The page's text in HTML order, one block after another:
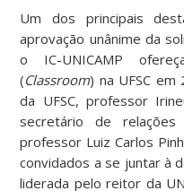
Um dos principais
aprovação unânime da
o IC-UNICAMP
(Classroom) na UFSC
da UFSC, professor
secretário de relações
professor Luiz Carlos
convidados a se juntar à
liderada pelo reitor da